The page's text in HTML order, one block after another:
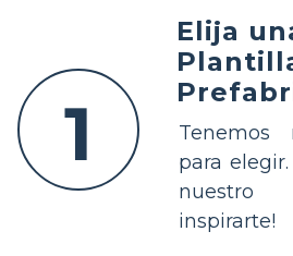
1
Elija
Tenemos
para
nuestro
inspirarte!